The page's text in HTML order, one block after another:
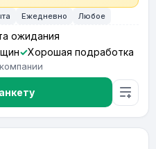
Ежедневно Любое
ожидания
Хорошая подработка